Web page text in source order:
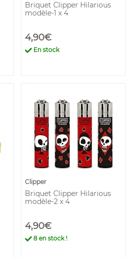
Briquet Clipper Hilarious
modèle-1 x 4
4,90€
En stock
Clipper
Briquet Clipper Hilarious
modèle-2 x 4
4,90€
8 en stock !